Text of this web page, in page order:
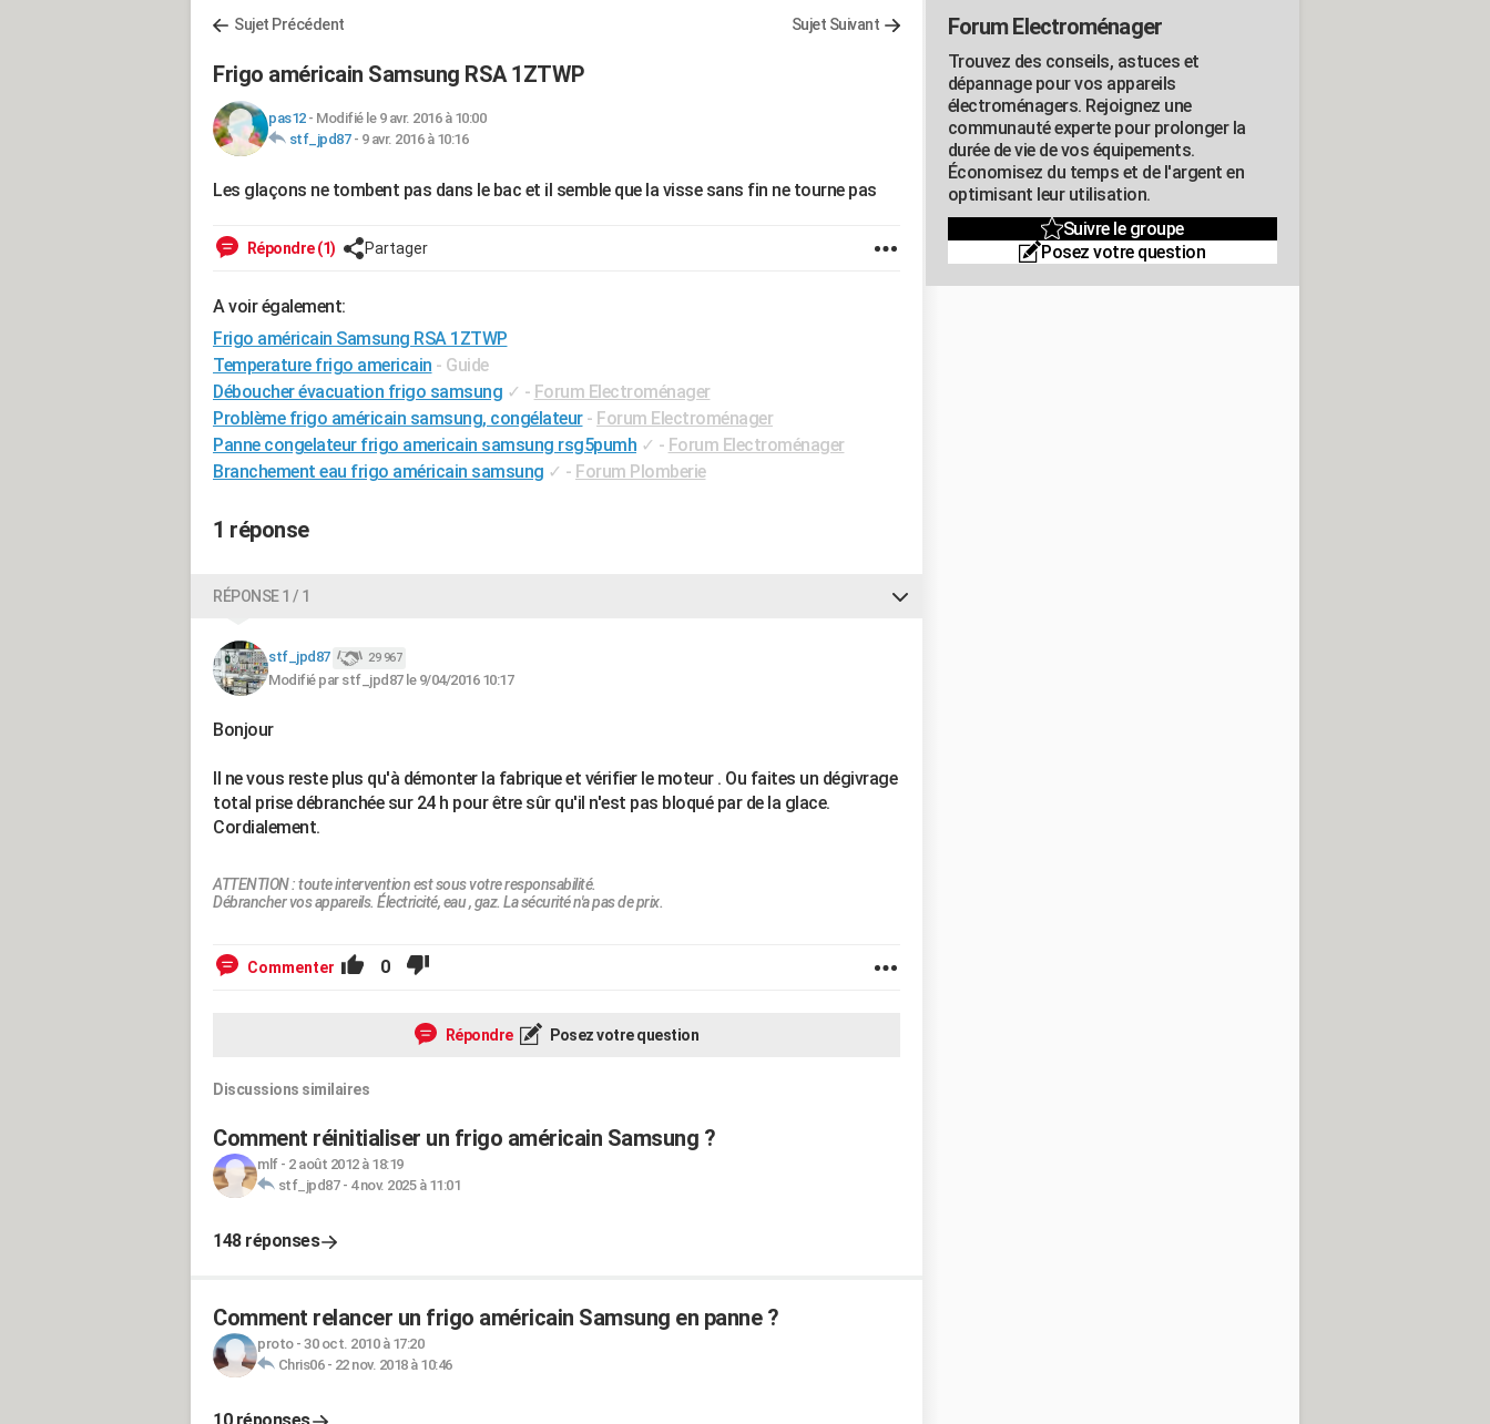
Sujet Précédent Sujet Suivant
Frigo américain Samsung RSA 1ZTWP
pas12- Modifié le 9 avr. 2016 à 10:00
stf_jpd87- 9 avr. 2016 à 10:16
Les glaçons ne tombent pas dans le bac et il semble que la visse sans fin ne tourne pas
Répondre (1) Partager
A voir également:
Frigo américain Samsung RSA 1ZTWP
Temperature frigo americain - Guide
Déboucher évacuation frigo samsung ✓ - Forum Electroménager
Problème frigo américain samsung, congélateur - Forum Electroménager
Panne congelateur frigo americain samsung rsg5pumh ✓ - Forum Electroménager
Branchement eau frigo américain samsung ✓ - Forum Plomberie
1 réponse
RÉPONSE 1 / 1
stf_jpd87 29 967
Modifié par stf_jpd87 le 9/04/2016 10:17
Bonjour
Il ne vous reste plus qu'à démonter la fabrique et vérifier le moteur . Ou faites un dégivrage
total prise débranchée sur 24 h pour être sûr qu'il n'est pas bloqué par de la glace.
Cordialement.
ATTENTION : toute intervention est sous votre responsabilité.
Débrancher vos appareils. Électricité, eau , gaz. La sécurité n'a pas de prix.
Commenter 0
Répondre Posez votre question
Discussions similaires
Comment réinitialiser un frigo américain Samsung ?
mlf- 2 août 2012 à 18:19
stf_jpd87- 4 nov. 2025 à 11:01
148 réponses
Comment relancer un frigo américain Samsung en panne ?
proto- 30 oct. 2010 à 17:20
Chris06- 22 nov. 2018 à 10:46
Forum Electroménager
Trouvez des conseils, astuces et
dépannage pour vos appareils
électroménagers. Rejoignez une
communauté experte pour prolonger la
durée de vie de vos équipements.
Économisez du temps et de l'argent en
optimisant leur utilisation.
Suivre le groupe
Posez votre question